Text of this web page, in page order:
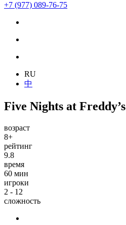
+7 (977) 089-76-75
RU
中
Five Nights at Freddy’s
возраст
8+
рейтинг
9.8
время
60 мин
игроки
2 - 12
сложность